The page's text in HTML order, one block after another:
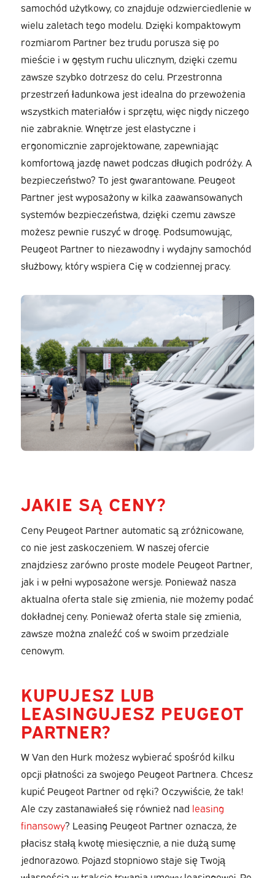
samochód użytkowy, co znajduje odzwierciedlenie w
wielu zaletach tego modelu. Dzięki kompaktowym
rozmiarom Partner bez trudu porusza się po
mieście i w gęstym ruchu ulicznym, dzięki czemu
zawsze szybko dotrzesz do celu. Przestronna
przestrzeń ładunkowa jest idealna do przewożenia
wszystkich materiałów i sprzętu, więc nigdy niczego
nie zabraknie. Wnętrze jest elastyczne i
ergonomicznie zaprojektowane, zapewniając
komfortową jazdę nawet podczas długich podróży. A
bezpieczeństwo? To jest gwarantowane. Peugeot
Partner jest wyposażony w kilka zaawansowanych
systemów bezpieczeństwa, dzięki czemu zawsze
możesz pewnie ruszyć w drogę. Podsumowując,
Peugeot Partner to niezawodny i wydajny samochód
służbowy, który wspiera Cię w codziennej pracy.
JAKIE SĄ CENY?
Ceny Peugeot Partner automatic są zróżnicowane,
co nie jest zaskoczeniem. W naszej ofercie
znajdziesz zarówno proste modele Peugeot Partner,
jak i w pełni wyposażone wersje. Ponieważ nasza
aktualna oferta stale się zmienia, nie możemy podać
dokładnej ceny. Ponieważ oferta stale się zmienia,
zawsze można znaleźć coś w swoim przedziale
cenowym.
KUPUJESZ LUB
LEASINGUJESZ PEUGEOT
PARTNER?
W Van den Hurk możesz wybierać spośród kilku
opcji płatności za swojego Peugeot Partnera. Chcesz
kupić Peugeot Partner od ręki? Oczywiście, że tak!
Ale czy zastanawiałeś się również nad leasing
finansowy? Leasing Peugeot Partner oznacza, że
płacisz stałą kwotę miesięcznie, a nie dużą sumę
jednorazowo. Pojazd stopniowo staje się Twoją